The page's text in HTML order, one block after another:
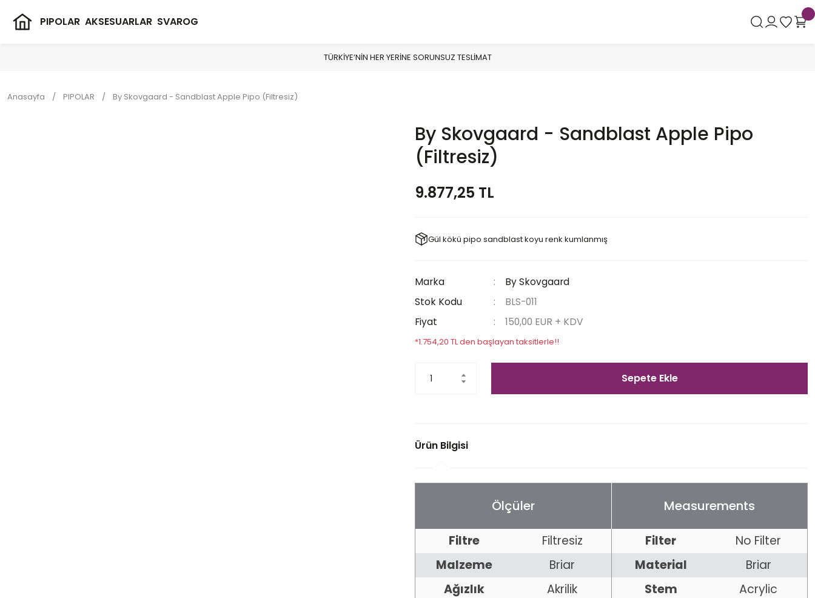
PIPOLAR AKSESUARLAR SVAROG
TÜRKİYE’NİN HER YERİNE SORUNSUZ TESLİMAT
Anasayfa PIPOLAR By Skovgaard - Sandblast Apple Pipo (Filtresiz)
By Skovgaard - Sandblast Apple Pipo
(Filtresiz)
9.877,25 TL
Gül kökü pipo sandblast koyu renk kumlanmış
Marka
By Skovgaard
Stok Kodu
BLS-011
Fiyat
150,00 EUR + KDV
*1.754,20 TL den başlayan taksitlerle!!
Sepete Ekle
Ürün Bilgisi
Ölçüler Measurements
Filtre Filtresiz Filter
No Filter
Malzeme
Briar Material
Briar
Ağızlık
Akrilik Stem
Acrylic